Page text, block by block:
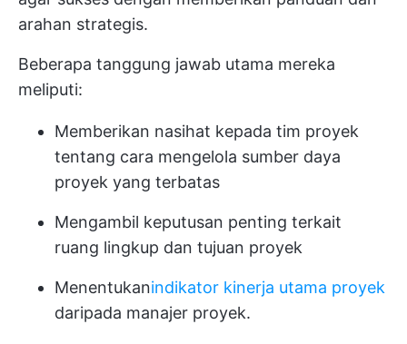
arahan strategis.
Beberapa tanggung jawab utama mereka
meliputi:
Memberikan nasihat kepada tim proyek
tentang cara mengelola sumber daya
proyek yang terbatas
Mengambil keputusan penting terkait
ruang lingkup dan tujuan proyek
Menentukanindikator kinerja utama proyek
daripada manajer proyek.